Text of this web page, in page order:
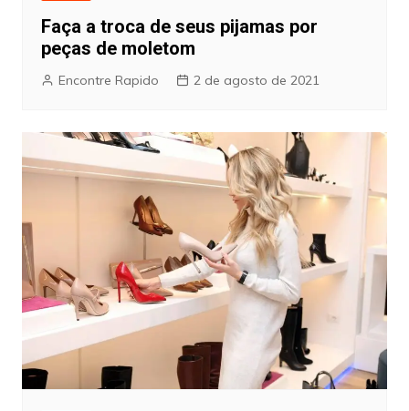
Faça a troca de seus pijamas por
peças de moletom
Encontre Rapido 2 de agosto de 2021